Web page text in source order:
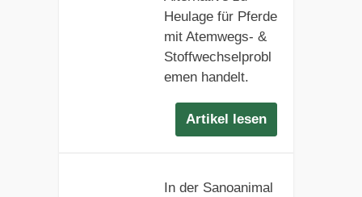
Heulage für Pferde
mit Atemwegs- &
Stoffwechselprobl
emen handelt.
Artikel lesen
In der Sanoanimal